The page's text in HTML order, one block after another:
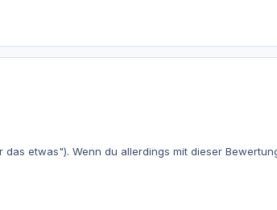
etwas"). Wenn du allerdings mit dieser